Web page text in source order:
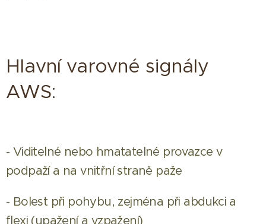
Hlavní varovné signály
AWS:
- Viditelné nebo hmatatelné provazce v
podpaží a na vnitřní straně paže
- Bolest při pohybu, zejména při abdukci a
flexi (upažení a vzpažení)